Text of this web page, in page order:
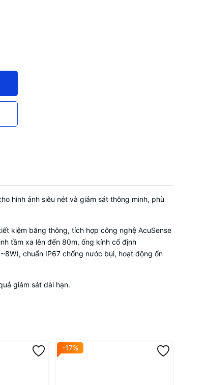
hình ảnh siêu nét và giám sát thông minh, phù
kiệm băng thông, tích hợp công nghệ AcuSense
tầm xa lên đến 80m, ống kính cố định
chuẩn IP67 chống nước bụi, hoạt động ổn
giám sát dài hạn.
-17%